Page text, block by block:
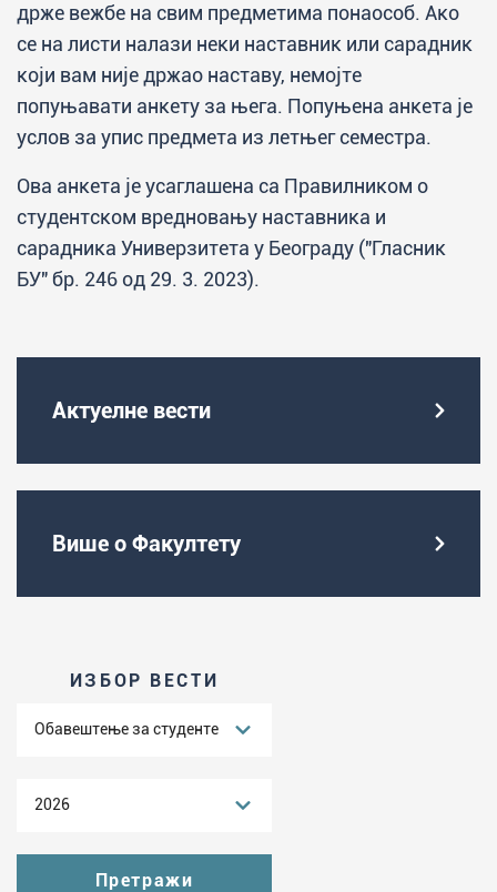
ИЗБОР ВЕСТИ
Обавештење за студенте
2026
држе вежбе на свим предметима понаособ. Ако
се на листи налази неки наставник или сарадник
који вам није држао наставу, немојте
попуњавати анкету за њега. Попуњена анкета је
услов за упис предмета из летњег семестра.
Ова анкета је усаглашена са Правилником о
студентском вредновању наставника и
сарадника Универзитета у Београду ("Гласник
БУ" бр. 246 од 29. 3. 2023).
Актуелне вести
Више о Факултету